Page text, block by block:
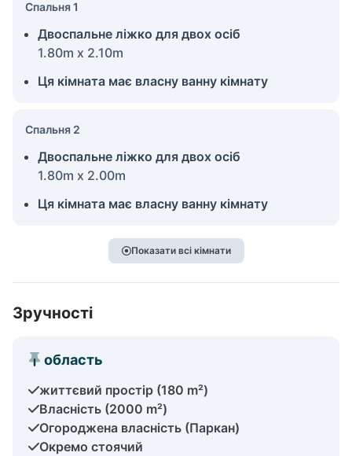
Спальня 1
Двоспальне ліжко для двох осіб
1.80m x 2.10m
Ця кімната має власну ванну кімнату
Спальня 2
Двоспальне ліжко для двох осіб
1.80m x 2.00m
Ця кімната має власну ванну кімнату
Показати всі кімнати
Зручності
область
життєвий простір (180 m²)
Власність (2000 m²)
Огороджена власність (Паркан)
Окремо стоячий